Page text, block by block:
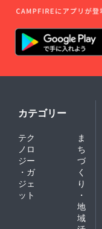
カテゴリー
テク
ノロ
ジー
・ガ
ジェ
ット
ま
ち
づ
く
り
・
地
域